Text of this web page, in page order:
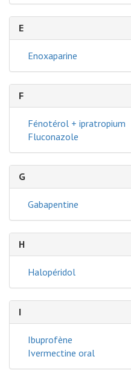
E
Enoxaparine
F
Fénotérol + ipratropium
Fluconazole
G
Gabapentine
H
Halopéridol
I
Ibuprofène
Ivermectine oral